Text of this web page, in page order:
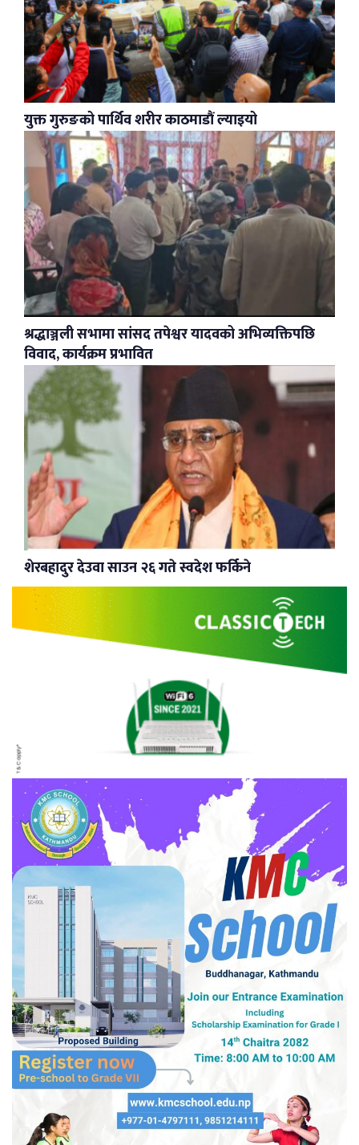
युक्त गुरुङको पार्थिव शरीर काठमाडौं ल्याइयो
श्रद्धाञ्जली सभामा सांसद तपेश्वर यादवको अभिव्यक्तिपछि
विवाद, कार्यक्रम प्रभावित
शेरबहादुर देउवा साउन २६ गते स्वदेश फर्किने